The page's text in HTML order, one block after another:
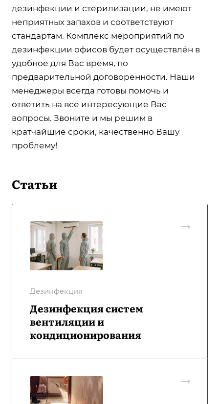
дезинфекции и стерилизации, не имеют
неприятных запахов и соответствуют
стандартам. Комплекс мероприятий по
дезинфекции офисов будет осуществлён в
удобное для Вас время, по
предварительной договоренности. Наши
менеджеры всегда готовы помочь и
ответить на все интересующие Вас
вопросы. Звоните и мы решим в
кратчайшие сроки, качественно Вашу
проблему!
Статьи
Дезинфекция
Дезинфекция систем
вентиляции и
кондиционирования